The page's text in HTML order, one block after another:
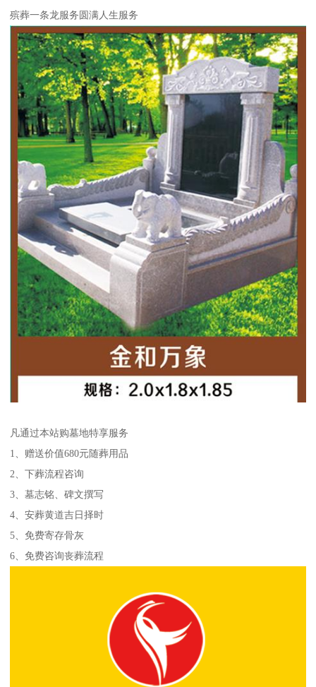
殡葬一条龙服务圆满人生服务
凡通过本站购墓地特享服务
1、赠送价值680元随葬用品
2、下葬流程咨询
3、墓志铭、碑文撰写
4、安葬黄道吉日择时
5、免费寄存骨灰
6、免费咨询丧葬流程